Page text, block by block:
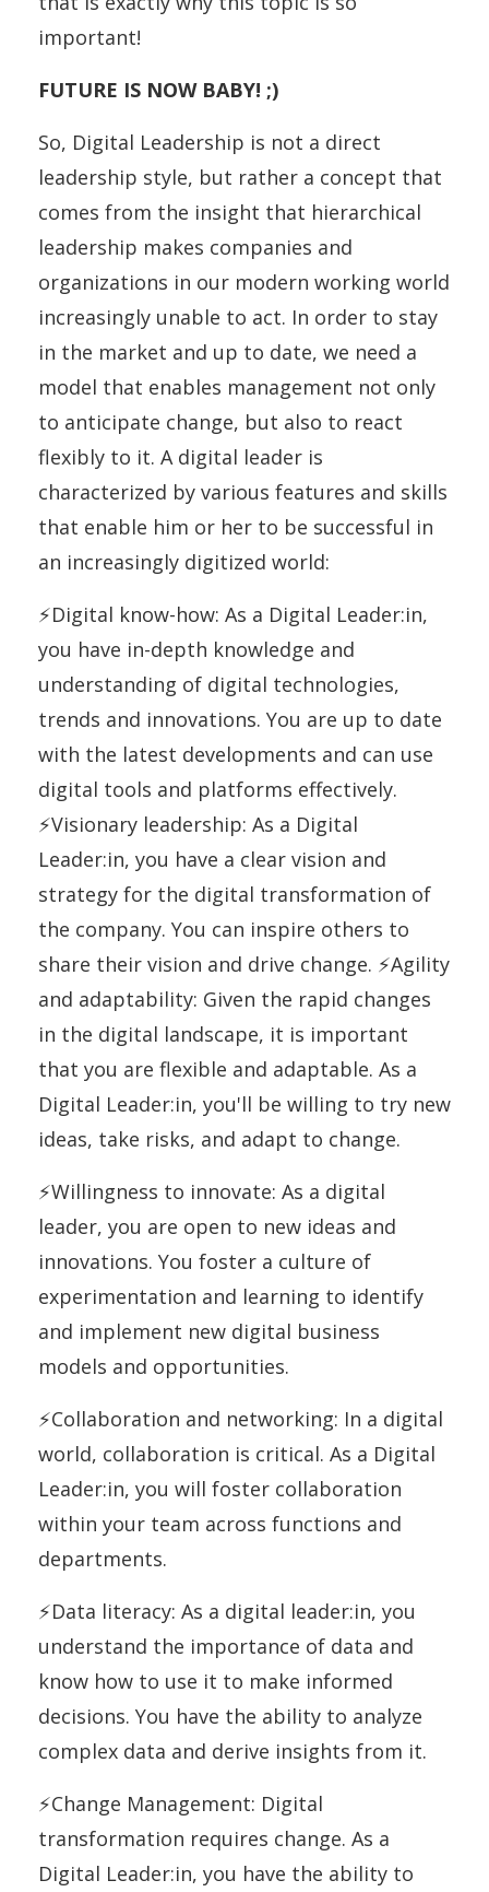
important!
FUTURE IS NOW BABY! ;)
So, Digital Leadership is not a direct
leadership style, but rather a concept that
comes from the insight that hierarchical
leadership makes companies and
organizations in our modern working world
increasingly unable to act. In order to stay
in the market and up to date, we need a
model that enables management not only
to anticipate change, but also to react
flexibly to it. A digital leader is
characterized by various features and skills
that enable him or her to be successful in
an increasingly digitized world:
⚡Digital know-how: As a Digital Leader:in,
you have in-depth knowledge and
understanding of digital technologies,
trends and innovations. You are up to date
with the latest developments and can use
digital tools and platforms effectively.
⚡Visionary leadership: As a Digital
Leader:in, you have a clear vision and
strategy for the digital transformation of
the company. You can inspire others to
share their vision and drive change. ⚡Agility
and adaptability: Given the rapid changes
in the digital landscape, it is important
that you are flexible and adaptable. As a
Digital Leader:in, you'll be willing to try new
ideas, take risks, and adapt to change.
⚡Willingness to innovate: As a digital
leader, you are open to new ideas and
innovations. You foster a culture of
experimentation and learning to identify
and implement new digital business
models and opportunities.
⚡Collaboration and networking: In a digital
world, collaboration is critical. As a Digital
Leader:in, you will foster collaboration
within your team across functions and
departments.
⚡Data literacy: As a digital leader:in, you
understand the importance of data and
know how to use it to make informed
decisions. You have the ability to analyze
complex data and derive insights from it.
⚡Change Management: Digital
transformation requires change. As a
Digital Leader:in, you have the ability to